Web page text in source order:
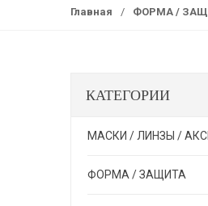
Главная / ФОРМА /
КАТЕГОРИИ
МАСКИ / ЛИНЗЫ /
ФОРМА / ЗАЩИТА